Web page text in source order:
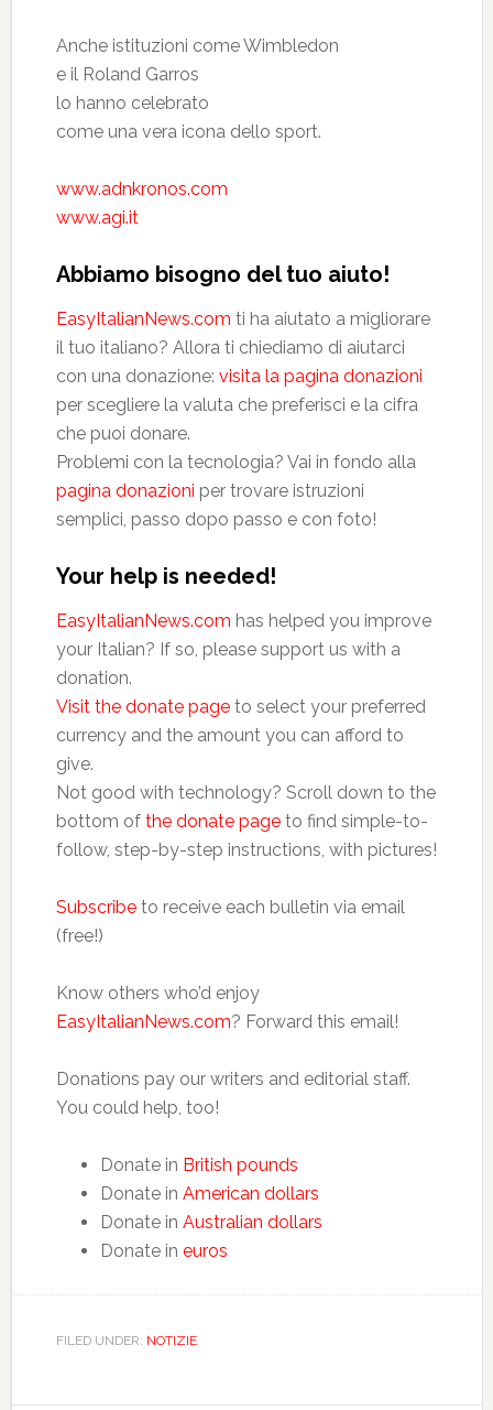
Anche istituzioni come Wimbledon
e il Roland Garros
lo hanno celebrato
come una vera icona dello sport.
www.adnkronos.com
www.agi.it
Abbiamo bisogno del tuo aiuto!
EasyItalianNews.com ti ha aiutato a migliorare
il tuo italiano? Allora ti chiediamo di aiutarci
con una donazione: visita la pagina donazioni
per scegliere la valuta che preferisci e la cifra
che puoi donare.
Problemi con la tecnologia? Vai in fondo alla
pagina donazioni per trovare istruzioni
semplici, passo dopo passo e con foto!
Your help is needed!
EasyItalianNews.com has helped you improve
your Italian? If so, please support us with a
donation.
Visit the donate pageto select your preferred
currency and the amount you can afford to
give.
Not good with technology? Scroll down to the
bottom of the donate pageto find simple-to-
follow, step-by-step instructions, with pictures!
Subscribeto receive each bulletin via email
(free!)
Know others who’d enjoy
EasyItalianNews.com? Forward this email!
Donations pay our writers and editorial staff.
You could help, too!
Donate in British pounds
Donate in American dollars
Donate in Australian dollars
Donate in euros
FILED UNDER: NOTIZIE